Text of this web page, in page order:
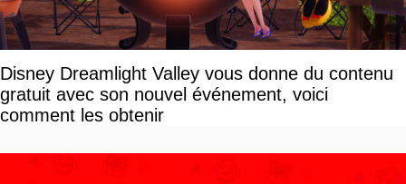
Disney Dreamlight Valley vous donne du contenu
gratuit avec son nouvel événement, voici
comment les obtenir